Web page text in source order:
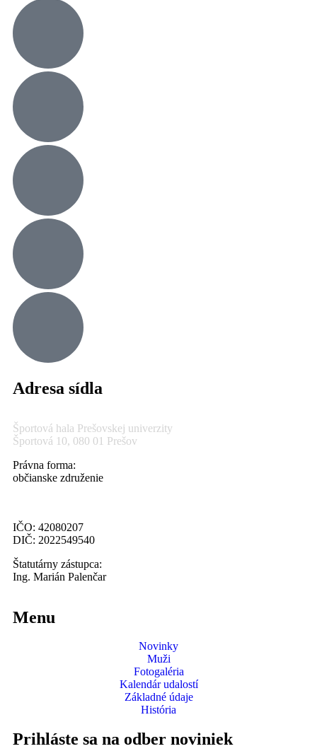
Adresa sídla
Športová hala Prešovskej univerzity
Športová 10, 080 01 Prešov
Právna forma:
občianske združenie
IČO: 42080207
DIČ: 2022549540
Štatutárny zástupca:
Ing. Marián Palenčar
Menu
Novinky
Muži
Fotogaléria
Kalendár udalostí
Základné údaje
História
Prihláste sa na odber noviniek